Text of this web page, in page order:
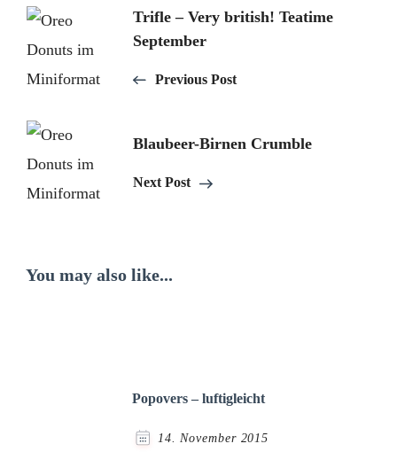
Post
Navigation
Trifle – Very british! Teatime
September
Previous Post
Blaubeer-Birnen Crumble
Next Post
You may also like...
Popovers – luftigleicht
14. November 2015